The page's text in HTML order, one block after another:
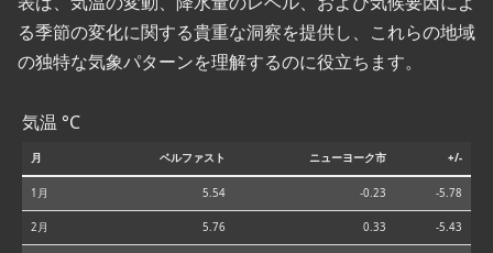
る季節の変化に関する貴重な洞察を提供し、これらの地域
の独特な気象パターンを理解するのに役立ちます。
気温 °C
月 ベルファスト ニューヨーク市 +/-
1月 5.54 -0.23 -5.78
2月 5.76 0.33 -5.43